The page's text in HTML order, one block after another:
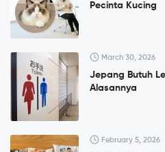
Pecinta Kucing
March 30, 2026
Jepang Butuh
Alasannya
February 5, 2026